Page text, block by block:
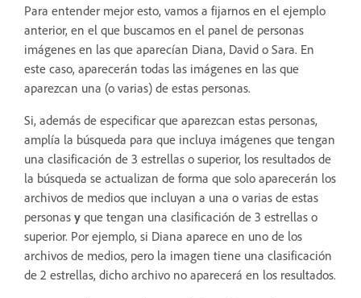
Para entender mejor esto, vamos a fijarnos en el ejemplo
anterior, en el que buscamos en el panel de personas
imágenes en las que aparecían Diana, David o Sara. En
este caso, aparecerán todas las imágenes en las que
aparezcan una (o varias) de estas personas.
Si, además de especificar que aparezcan estas personas,
amplía la búsqueda para que incluya imágenes que tengan
una clasificación de 3 estrellas o superior, los resultados de
la búsqueda se actualizan de forma que solo aparecerán los
archivos de medios que incluyan a una o varias de estas
personas y que tengan una clasificación de 3 estrellas o
superior. Por ejemplo, si Diana aparece en uno de los
archivos de medios, pero la imagen tiene una clasificación
de 2 estrellas, dicho archivo no aparecerá en los resultados.